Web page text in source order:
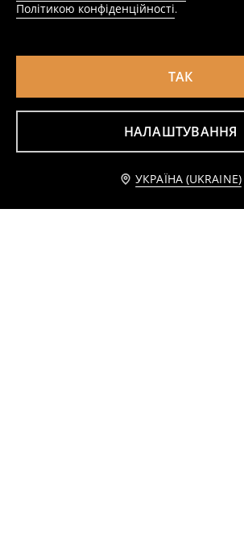
Політикою конфіденційності.
НАЛАШТУВАННЯ
ТАК
УКРАЇНА (UKRAINE)
279 UAH349UAH 349 UAH
Повідомити